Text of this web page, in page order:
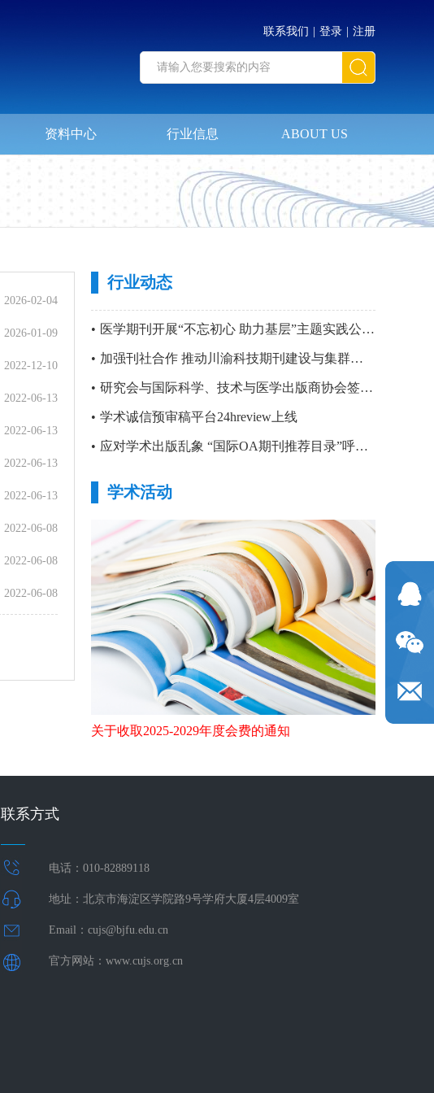
联系我们 登录 注册
资料中心 行业信息 ABOUT US
2026-02-04
2026-01-09
2022-12-10
2022-06-13
2022-06-13
2022-06-13
2022-06-13
2022-06-08
2022-06-08
2022-06-08
行业动态
• 医学期刊开展“不忘初心 助力基层”主题实践公益活动暨 第四站“只要主义真 明翰故里行”党建活动
• 加强刊社合作 推动川渝科技期刊建设与集群化发展
• 研究会与国际科学、技术与医学出版商协会签署合作备忘录
• 学术诚信预审稿平台24hreview上线
• 应对学术出版乱象 “国际OA期刊推荐目录”呼之欲出
学术活动
关于收取2025-2029年度会费的通知
联系方式
电话：010-82889118
地址：北京市海淀区学院路9号学府大厦4层4009室
Email：cujs@bjfu.edu.cn
官方网站：www.cujs.org.cn